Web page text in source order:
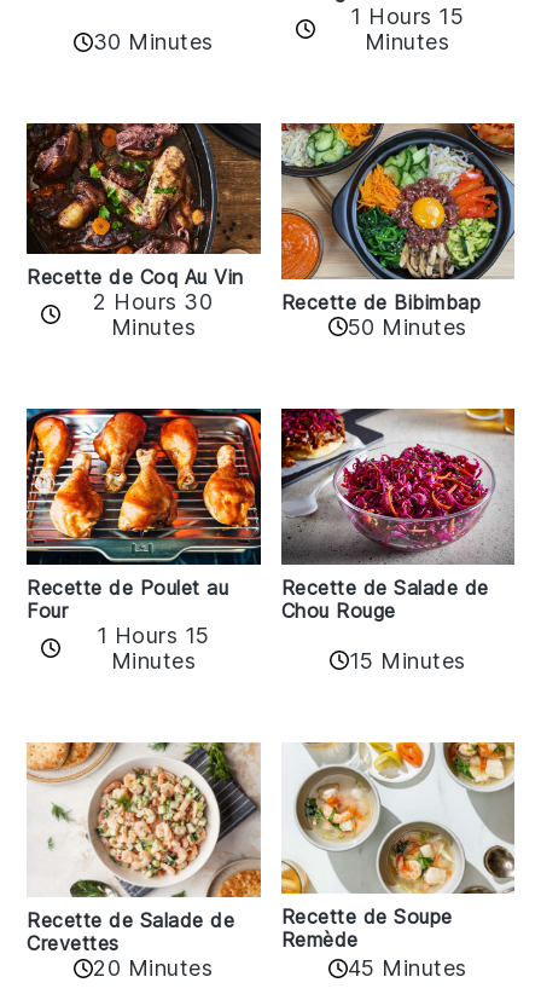
30 Minutes
1 Hours 15
Minutes
Recette de Coq Au Vin
2 Hours 30
Minutes
Recette de Bibimbap
50 Minutes
Recette de Poulet au
Four
1 Hours 15
Minutes
Recette de Salade de
Chou Rouge
15 Minutes
Recette de Salade de
Crevettes
20 Minutes
Recette de Soupe
Remède
45 Minutes